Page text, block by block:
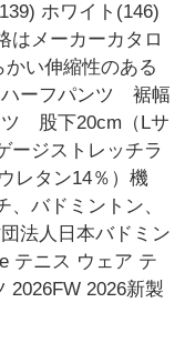
ホワイト(146)
はメーカーカタロ
い伸縮性のある
ハーフパンツ 裾幅
ツ 股下20cm（Lサ
ージストレッチラ
レタン14％）機
バドミントン、
法人日本バドミン
テニス ウェア テ
2026FW 2026新製